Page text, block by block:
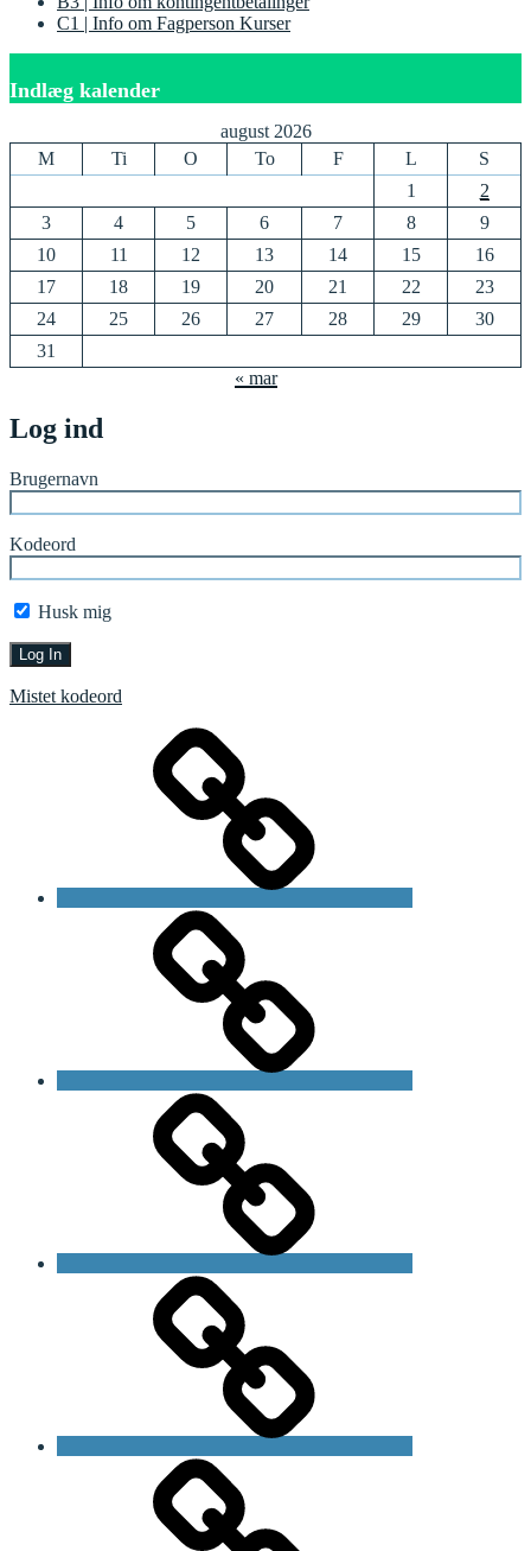
C1 | Info om Fagperson Kurser
Indlæg kalender
august 2026
M
Ti O To F L
S
1
2
3
4 5 6 7 8
9
10
11 12 13 14 15
16
17
18 19 20 21 22
23
24
25 26 27 28 29
30
31
« mar
Log ind
Brugernavn
Kodeord
Husk mig
Mistet kodeord
Generalforsamling